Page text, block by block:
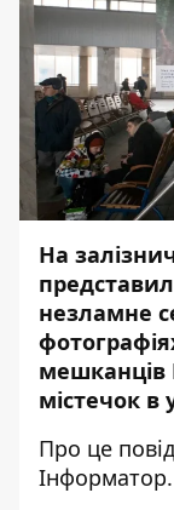
На
незламне
мешканців
містечок в
Про це
Інформатор.